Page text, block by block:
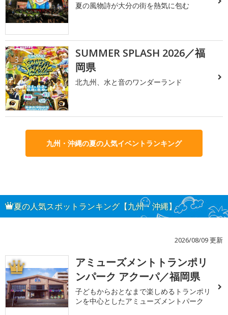
夏の風物詩が大分の街を熱気に包む
3
SUMMER SPLASH 2026／福
岡県
北九州、水と音のワンダーランド
九州・沖縄の夏の人気イベントランキング
夏の人気スポットランキング【九州・沖縄】
2026/08/09 更新
1
アミューズメントトランポリ
ンパーク アクーパ／福岡県
子どもからおとなまで楽しめるトランポリ
ンを中心としたアミューズメントパーク